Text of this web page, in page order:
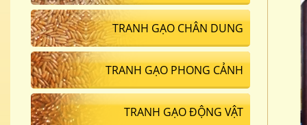
TRANH GẠO CHÂN DUNG
TRANH GẠO PHONG CẢNH
TRANH GẠO ĐỘNG VẬT